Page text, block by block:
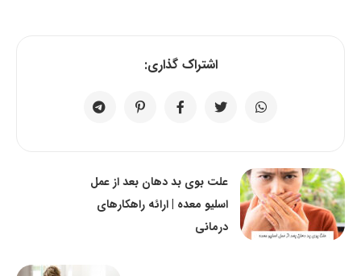
اشتراک گذاری:
علت بوی بد دهان بعد از عمل
اسلیو معده | ارائه راهکارهای
درمانی